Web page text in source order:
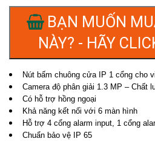
BẠN MUỐN
NÀY? - HÃY
Nút bấm chuông cửa IP 1 cổng cho
Camera độ phân giải 1.3 MP – Chất
Có hỗ trợ hồng ngoại
Khả năng kết nối với 6 màn hình
Hỗ trợ 4 cổng alarm input, 1 cổng
Chuẩn bảo vệ IP 65